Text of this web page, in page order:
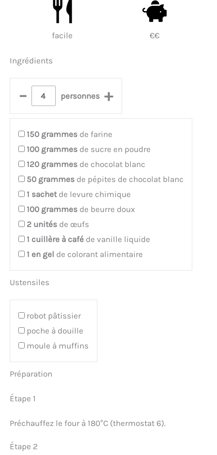
facile €€
Ingrédients
– personnes +
150 grammes de farine
100 grammes de sucre en poudre
120 grammes de chocolat blanc
50 grammes de pépites de chocolat blanc
1 sachetde levure chimique
100 grammes de beurre doux
2 unités de œufs
1 cuillère à café de vanille liquide
1 en gel de colorant alimentaire
Ustensiles
robot pâtissier
poche à douille
moule à muffins
Préparation
Étape 1
Préchauffez le four à 180°C (thermostat 6).
Étape 2